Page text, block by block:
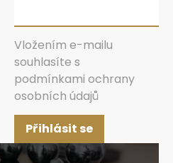
Vložením e-mailu
souhlasíte s
podmínkami ochrany
osobních údajů
Přihlásit se